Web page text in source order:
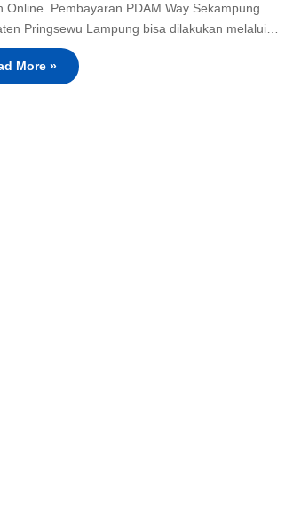
Online. Pembayaran PDAM Way Sekampung
Pringsewu Lampung bisa dilakukan melalui…
More »